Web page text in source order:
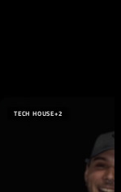
TECH HOUSE+2